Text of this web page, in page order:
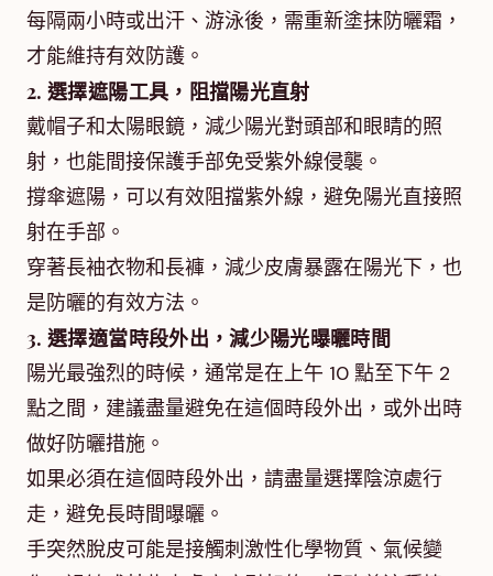
每隔兩小時或出汗、游泳後，需重新塗抹防曬霜，
才能維持有效防護。
2. 選擇遮陽工具，阻擋陽光直射
戴帽子和太陽眼鏡，減少陽光對頭部和眼睛的照
射，也能間接保護手部免受紫外線侵襲。
撐傘遮陽，可以有效阻擋紫外線，避免陽光直接照
射在手部。
穿著長袖衣物和長褲，減少皮膚暴露在陽光下，也
是防曬的有效方法。
3. 選擇適當時段外出，減少陽光曝曬時間
陽光最強烈的時候，通常是在上午 10 點至下午 2
點之間，建議盡量避免在這個時段外出，或外出時
做好防曬措施。
如果必須在這個時段外出，請盡量選擇陰涼處行
走，避免長時間曝曬。
手突然脫皮可能是接觸刺激性化學物質、氣候變